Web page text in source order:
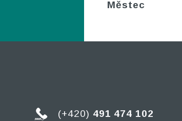
Městec
(+420) 491 474 102